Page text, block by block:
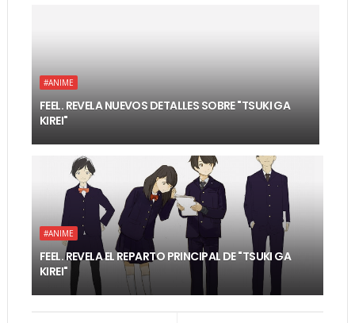
#ANIME
FEEL. REVELA NUEVOS DETALLES SOBRE "TSUKI GA
KIREI"
#ANIME
FEEL. REVELA EL REPARTO PRINCIPAL DE "TSUKI GA
KIREI"